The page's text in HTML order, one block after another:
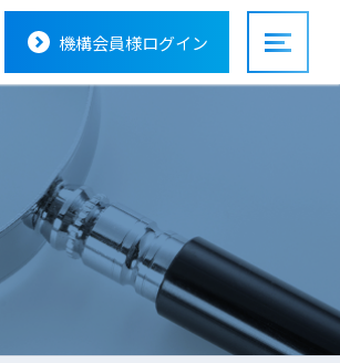
機構会員様ログイン